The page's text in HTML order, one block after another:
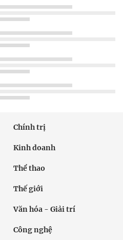
Chính trị
Kinh doanh
Thể thao
Thế giới
Văn hóa - Giải trí
Công nghệ